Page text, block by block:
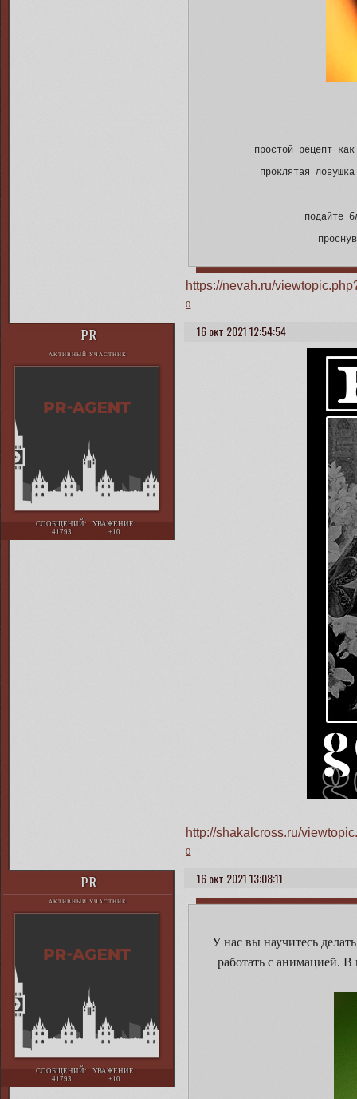
простой рецепт
проклятая
подайте
https://nevah.ru/
0
16 окт 2021 12:54:54
PR
АКТИВНЫЙ УЧАСТНИК
СООБЩЕНИЙ:
41793
УВАЖЕНИЕ:
+10
http://shakalcross.ru/
0
16 окт 2021 13:08:11
PR
АКТИВНЫЙ УЧАСТНИК
СООБЩЕНИЙ:
41793
УВАЖЕНИЕ:
+10
У нас вы научитесь
работать с анимацией.